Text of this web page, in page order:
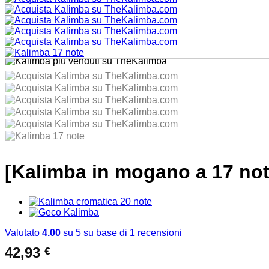
[Kalimba in mogano a 17
Valutato 4.00 su 5 su base di 1 recensioni
42,93 €